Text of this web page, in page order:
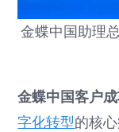
金蝶中国助理
金蝶中国客户
字化转型的核